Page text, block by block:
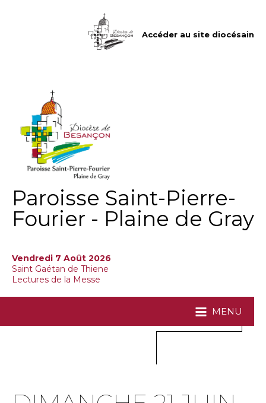
Accéder au site diocésain
Paroisse Saint-Pierre-
Fourier - Plaine de Gray
Vendredi 7 Août 2026
Saint Gaétan de Thiene
Lectures de la Messe
MENU